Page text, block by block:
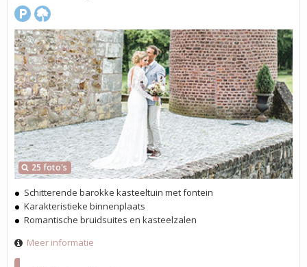
25 foto's
Schitterende barokke kasteeltuin met fontein
Karakteristieke binnenplaats
Romantische bruidsuites en kasteelzalen
Meer informatie